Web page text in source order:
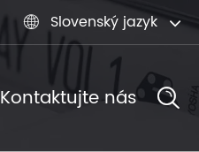
 Slovenský jazyk
Kontaktujte nás